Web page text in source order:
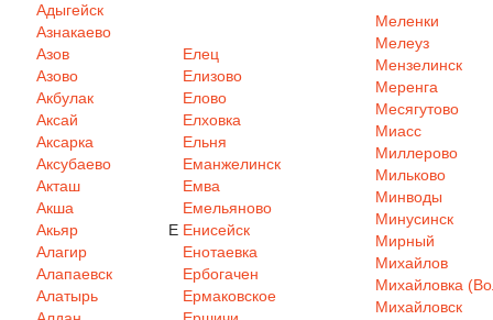
Адыгейск
Азнакаево
Азов
Азово
Акбулак
Аксай
Аксарка
Аксубаево
Акташ
Акша
Акьяр
Алагир
Алапаевск
Алатырь
Е
Елец
Елизово
Елово
Елховка
Ельня
Еманжелинск
Емва
Емельяново
Енисейск
Енотаевка
Ербогачен
Ермаковское
Меленки
Мелеуз
Мензелинск
Меренга
Месягутово
Миасс
Миллерово
Мильково
Минводы
Минусинск
Мирный
Михайлов
Михайловка
Михайловск